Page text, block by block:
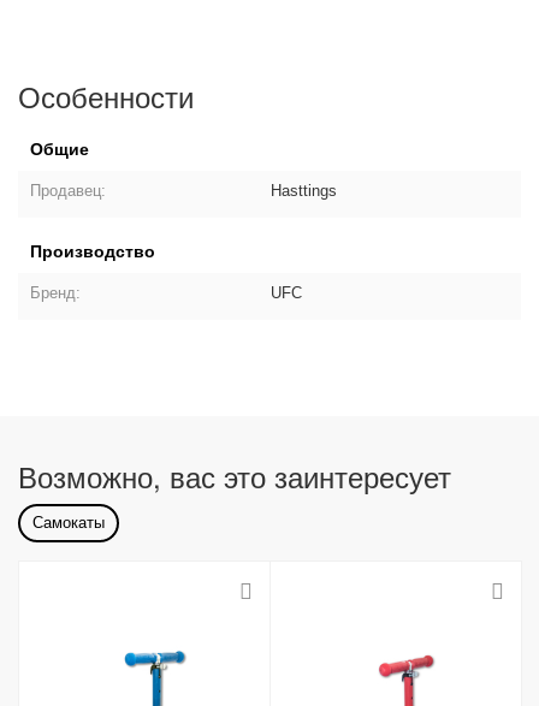
Особенности
Общие
Продавец: Hasttings
Производство
Бренд: UFC
Возможно, вас это заинтересует
Самокаты